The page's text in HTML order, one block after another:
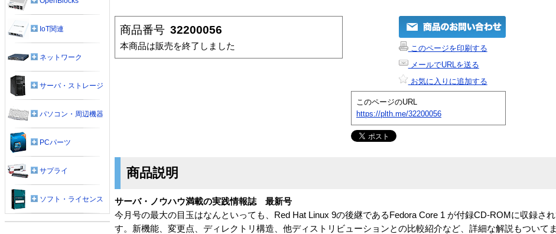
商品番号 32200056
本商品は販売を終了しました
このページを印刷する
メールでURLを送る
お気に入りに追加する
このページのURL
https://plth.me/32200056
商品説明
サーバ・ノウハウ満載の実践情報誌 最新号
今月号の最大の目玉はなんといっても、Red Hat Linux 9の後継であるFedora Core 1 が付録CD-ROMに収録さ
す。新機能、変更点、ディレクトリ構造、他ディストリビューションとの比較紹介など、詳細な解説もついて
IoT関連
ネットワーク
サーバ・ストレージ
パソコン・周辺機器
PCパーツ
サプライ
ソフト・ライセンス